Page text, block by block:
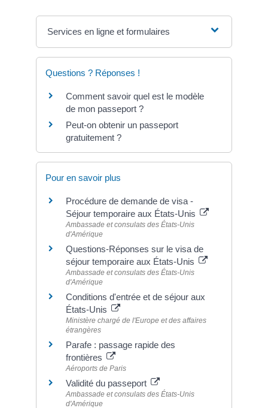
Services en ligne et formulaires
Questions ? Réponses !
Comment savoir quel est le modèle
de mon passeport ?
Peut-on obtenir un passeport
gratuitement ?
Pour en savoir plus
Procédure de demande de visa -
Séjour temporaire aux États-Unis
Ambassade et consulats des États-Unis
d'Amérique
Questions-Réponses sur le visa de
séjour temporaire aux États-Unis
Ambassade et consulats des États-Unis
d'Amérique
Conditions d'entrée et de séjour aux
États-Unis
Ministère chargé de l'Europe et des affaires
étrangères
Parafe : passage rapide des
frontières
Aéroports de Paris
Validité du passeport
Ambassade et consulats des États-Unis
d'Amérique